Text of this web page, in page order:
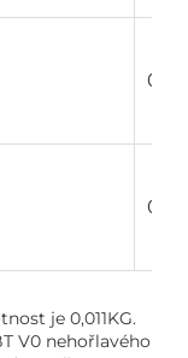
0.14
je 0,011KG.
V0 nehořlavého